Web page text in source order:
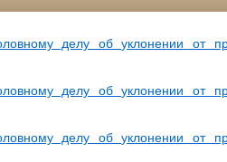
делу об уклонении от
делу об уклонении от
делу об уклонении от